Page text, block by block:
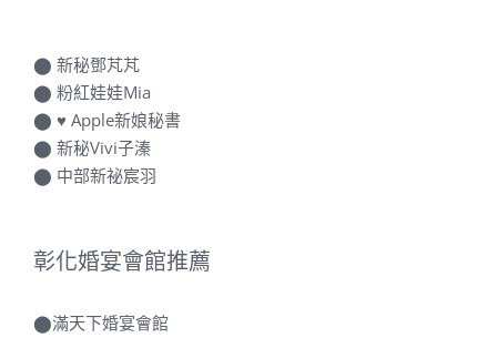
⬤ 新秘鄧芃芃
⬤ 粉紅娃娃Mia
⬤ ♥ Apple新娘秘書
⬤ 新秘Vivi子溱
⬤ 中部新祕宸羽
彰化婚宴會館推薦
⬤滿天下婚宴會館